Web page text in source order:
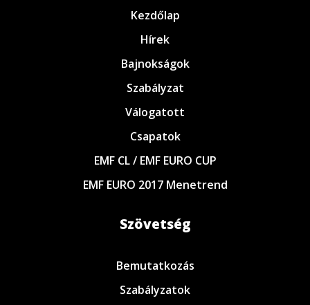
Kezdőlap
Hírek
Bajnokságok
Szabályzat
Válogatott
Csapatok
EMF CL / EMF EURO CUP
EMF EURO 2017 Menetrend
Szövetség
Bemutatkozás
Szabályzatok